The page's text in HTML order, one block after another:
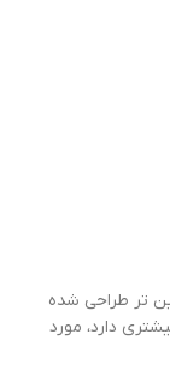
تر طراحی شده
دارد، مورد